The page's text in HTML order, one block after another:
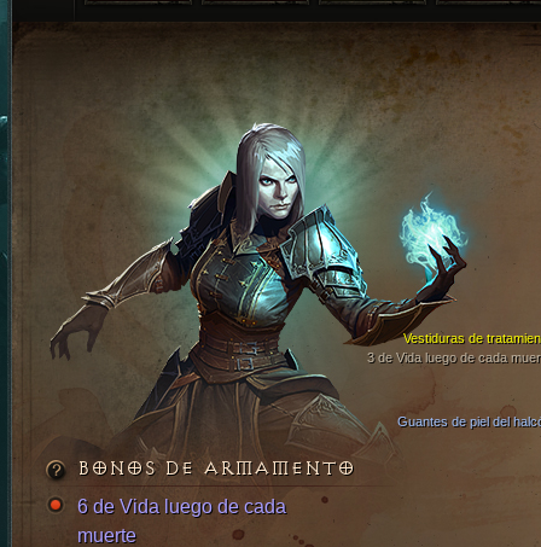
Vestiduras de
3 de Vida luego de cada
Guantes de piel del
BONOS DE ARMAMENTO
6 de Vida luego de cada
muerte